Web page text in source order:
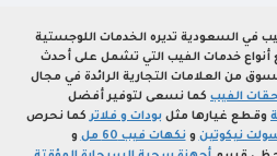
في السعودية تديره الخدمات اللوجستية
خدمات الفيب التي تشمل على أحدث
من العلامات التجارية الرائدة في مجال
الفيب كما نسعى لتوفير أفضل
وقطع غيارها مثل بودات و فلاتركما نحرص
نيكوتين ونكهات فيب 60 مل
و